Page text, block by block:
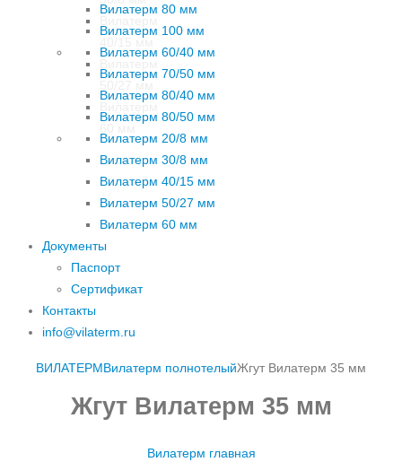
Вилатерм
40/15 мм
Вилатерм
50/27 мм
Вилатерм
Вилатерм 80 мм
Вилатерм 100 мм
Вилатерм 60/40 мм
Вилатерм 70/50 мм
Вилатерм 80/40 мм
Вилатерм 80/50 мм
Вилатерм 20/8 мм
Вилатерм 30/8 мм
Вилатерм 40/15 мм
Вилатерм 50/27 мм
Вилатерм 60 мм
Документы
Паспорт
Сертификат
Контакты
info@vilaterm.ru
ВИЛАТЕРМВилатерм полнотелыйЖгут Вилатерм 35 мм
Жгут Вилатерм 35 мм
Вилатерм главная